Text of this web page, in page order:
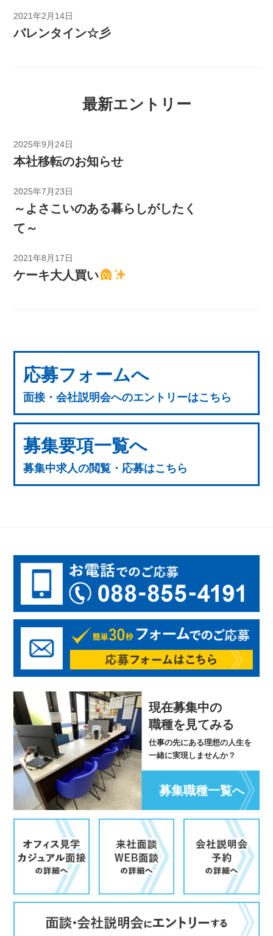
2021年2月14日
バレンタイン☆彡
最新エントリー
2025年9月24日
本社移転のお知らせ
2025年7月23日
～よさこいのある暮らしがしたく
て～
2021年8月17日
ケーキ大人買い
応募フォームへ
面接・会社説明会へのエントリーはこちら
募集要項一覧へ
募集中求人の閲覧・応募はこちら
現在募集中の
職種を見てみる
仕事の先にある理想の人生を
一緒に実現しませんか？
募集職種一覧へ